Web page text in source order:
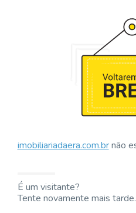
imobiliariadaera.com.brnão
É um visitante?
Tente novamente mais tarde.